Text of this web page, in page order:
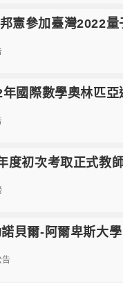
憲參加臺灣2022
國際數學奧林匹亞
度初次考取正式教
諾貝爾-阿爾卑斯大
告